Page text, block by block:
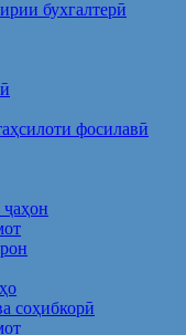
бухгалтерӣ
фосилавӣ
соҳибкорӣ